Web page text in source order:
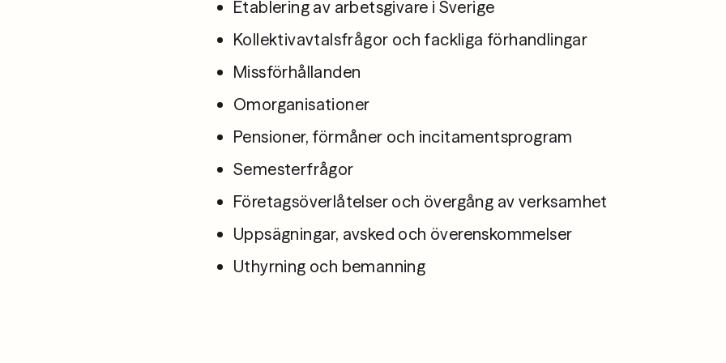
Etablering av arbetsgivare i Sverige
Kollektivavtalsfrågor och fackliga förhandlingar
Missförhållanden
Omorganisationer
Pensioner, förmåner och incitamentsprogram
Semesterfrågor
Företagsöverlåtelser och övergång av verksamhet
Uppsägningar, avsked och överenskommelser
Uthyrning och bemanning